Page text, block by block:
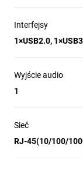
Interfejsy
1×USB2.0,
Wyjście audio
1
Sieć
RJ-45(10/100/